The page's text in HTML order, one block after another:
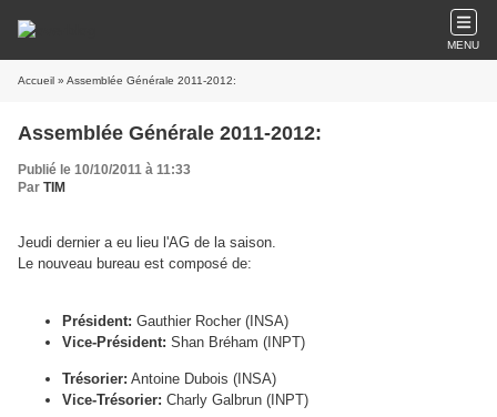
MENU
Accueil » Assemblée Générale 2011-2012:
Assemblée Générale 2011-2012:
Publié le 10/10/2011 à 11:33
Par TIM
Jeudi dernier a eu lieu l'AG de la saison.
Le nouveau bureau est composé de:
Président: Gauthier Rocher (INSA)
Vice-Président: Shan Bréham (INPT)
Trésorier: Antoine Dubois (INSA)
Vice-Trésorier: Charly Galbrun (INPT)